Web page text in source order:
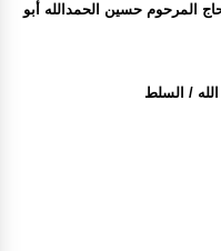
المرحوم حسين الحمدالله أبو
/ السلط